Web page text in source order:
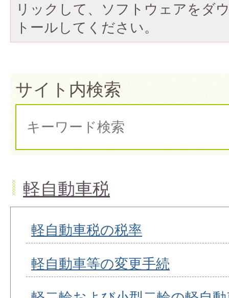
リックして、ソフトウェアをダ
トールしてください。
サイト内検索
軽自動車税
軽自動車税の税率
軽自動車等の変更手続